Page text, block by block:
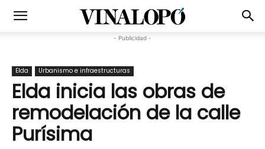
- Publicidad -
Elda Urbanismo e infraestructuras
Elda inicia las obras de
remodelación de la calle
Purísima